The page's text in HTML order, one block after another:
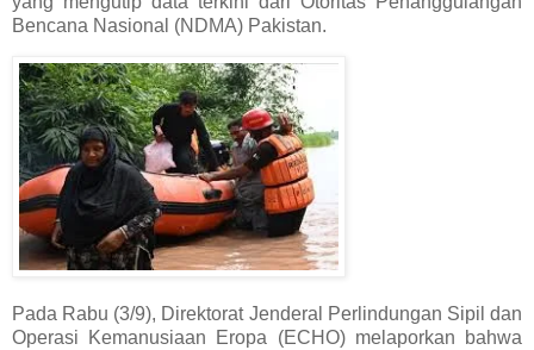
Bencana Nasional (NDMA) Pakistan.
Pada Rabu (3/9), Direktorat Jenderal Perlindungan Sipil dan
Operasi Kemanusiaan Eropa (ECHO) melaporkan bahwa